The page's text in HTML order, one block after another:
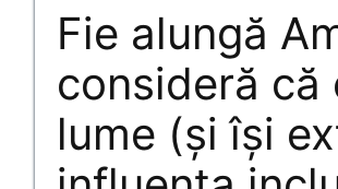
Fie alungă
consideră
lume (și își